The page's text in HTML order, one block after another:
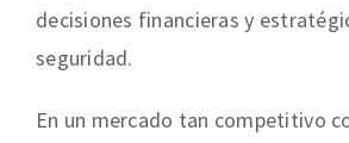
decisiones financieras y
seguridad.
En un mercado tan competitivo